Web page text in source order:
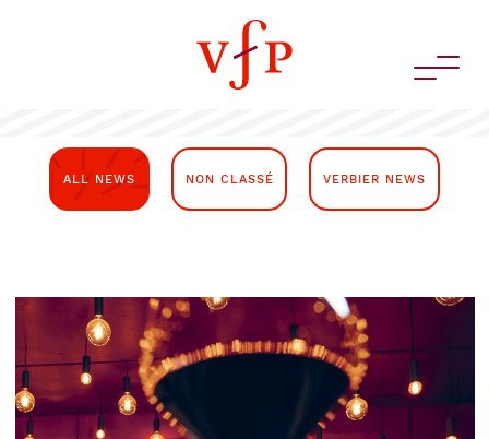
ALL NEWS NON CLASSÉ VERBIER NEWS